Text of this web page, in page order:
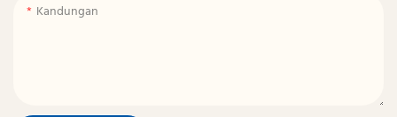
Kandungan